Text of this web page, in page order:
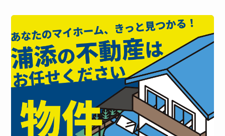
不動産売却」で検索 or 下記フォームからもOK！ 🌈
あなたの大切な不動産を、いちばん良い形で次の方
へつなげるために。ハウスドゥが全力でサポートい
たします😊 ＼ 無料査定はこちら ／ 相談だけでも
OK！秘密厳守！沖縄の不動産売却は 【無料】売却査
定はこちら 【無料】電話相談はこちら